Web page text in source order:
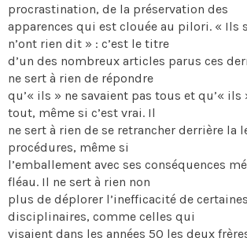
procrastination, de la préservation des
apparences qui est clouée au pilori. « Ils
n’ont rien dit » : c’est le titre
d’un des nombreux articles parus ces
ne sert à rien de répondre
qu’« ils » ne savaient pas tous et qu’« ils
tout, même si c’est vrai. Il
ne sert à rien de se retrancher derrière la
procédures, même si
l’emballement avec ses conséquences
fléau. Il ne sert à rien non
plus de déplorer l’inefficacité de
disciplinaires, comme celles qui
visaient dans les années 50 les deux